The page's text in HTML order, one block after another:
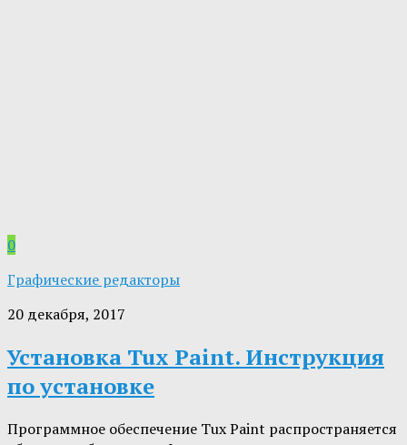
0
Графические редакторы
20 декабря, 2017
Установка Tux Paint. Инструкция
по установке
Программное обеспечение Tux Paint распространяется